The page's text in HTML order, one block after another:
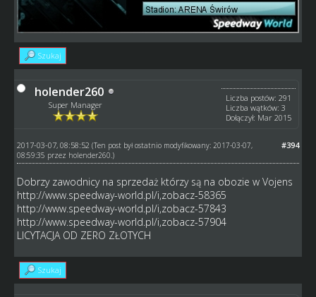
Szukaj
holender260
Super Manager
Liczba postów: 291
Liczba wątków: 3
Dołączył: Mar 2015
#394
2017-03-07, 08:58:52 (Ten post był ostatnio modyfikowany: 2017-03-07,
08:59:35 przez holender260 .)
Dobrzy zawodnicy na sprzedaż którzy są na obozie w Vojens
http://www.speedway-world.pl/i,zobacz-58365
http://www.speedway-world.pl/i,zobacz-57843
http://www.speedway-world.pl/i,zobacz-57904
LICYTACJA OD ZERO ZŁOTYCH
Szukaj